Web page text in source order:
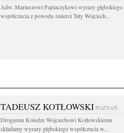
Adw. Mariuszowi Paplaczykowi wyrazy głębokiego
współczucia z powodu śmierci Taty Wojciech...
TADEUSZ KOTŁOWSKI POZNAŃ
Drogiemu Koledze Wojciechowi Kotłowskiemu
składamy wyrazy głębokiego współczucia w...